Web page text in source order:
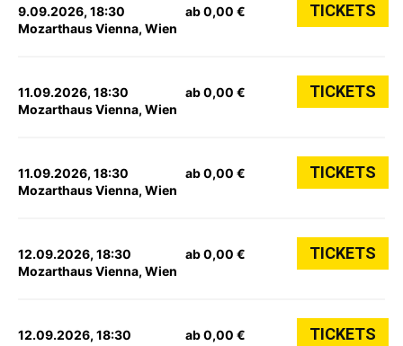
9.09.2026, 18:30
Mozarthaus Vienna, Wien
ab 0,00 € TICKETS
11.09.2026, 18:30
Mozarthaus Vienna, Wien
ab 0,00 € TICKETS
11.09.2026, 18:30
Mozarthaus Vienna, Wien
ab 0,00 € TICKETS
12.09.2026, 18:30
Mozarthaus Vienna, Wien
ab 0,00 € TICKETS
12.09.2026, 18:30
ab 0,00 € TICKETS